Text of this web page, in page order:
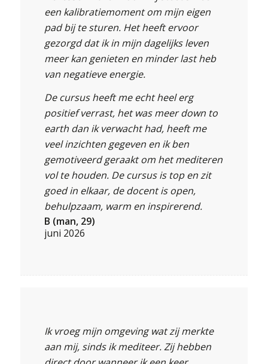
een kalibratiemoment om mijn eigen
pad bij te sturen. Het heeft ervoor
gezorgd dat ik in mijn dagelijks leven
meer kan genieten en minder last heb
van negatieve energie.
De cursus heeft me echt heel erg
positief verrast, het was meer down to
earth dan ik verwacht had, heeft me
veel inzichten gegeven en ik ben
gemotiveerd geraakt om het mediteren
vol te houden. De cursus is top en zit
goed in elkaar, de docent is open,
behulpzaam, warm en inspirerend.
B (man, 29)
juni 2026
Ik vroeg mijn omgeving wat zij merkte
aan mij, sinds ik mediteer. Zij hebben